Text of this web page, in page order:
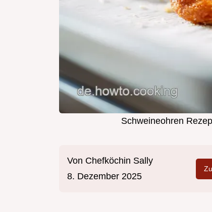
Schweineohren
Von Chefköchin Sally
8. Dezember 2025